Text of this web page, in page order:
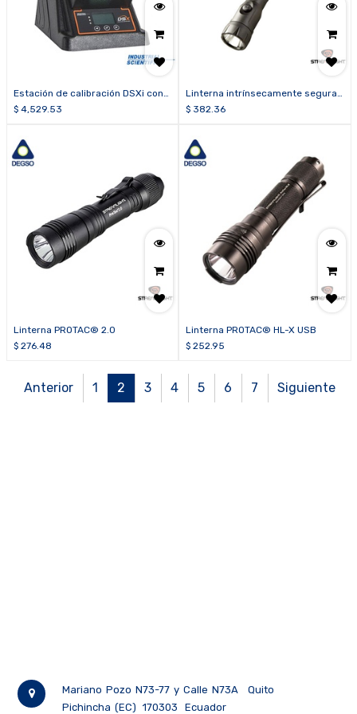
Estación de calibración DSXi con
conexión a la nube (iNet Control)
$ 4,529.53
Linterna intrínsecamente segura
POLYSTINGER® HAZ-LO® (Clase I,
$ 382.36
Linterna PROTAC® 2.0
$ 276.48
Linterna PROTAC® HL-X USB
$ 252.95
Anterior 1 2 3 4 5 6 7 Siguiente
Mariano Pozo N73-77 y Calle N73A
Quito
Pichincha (EC)
170303 Ecuador